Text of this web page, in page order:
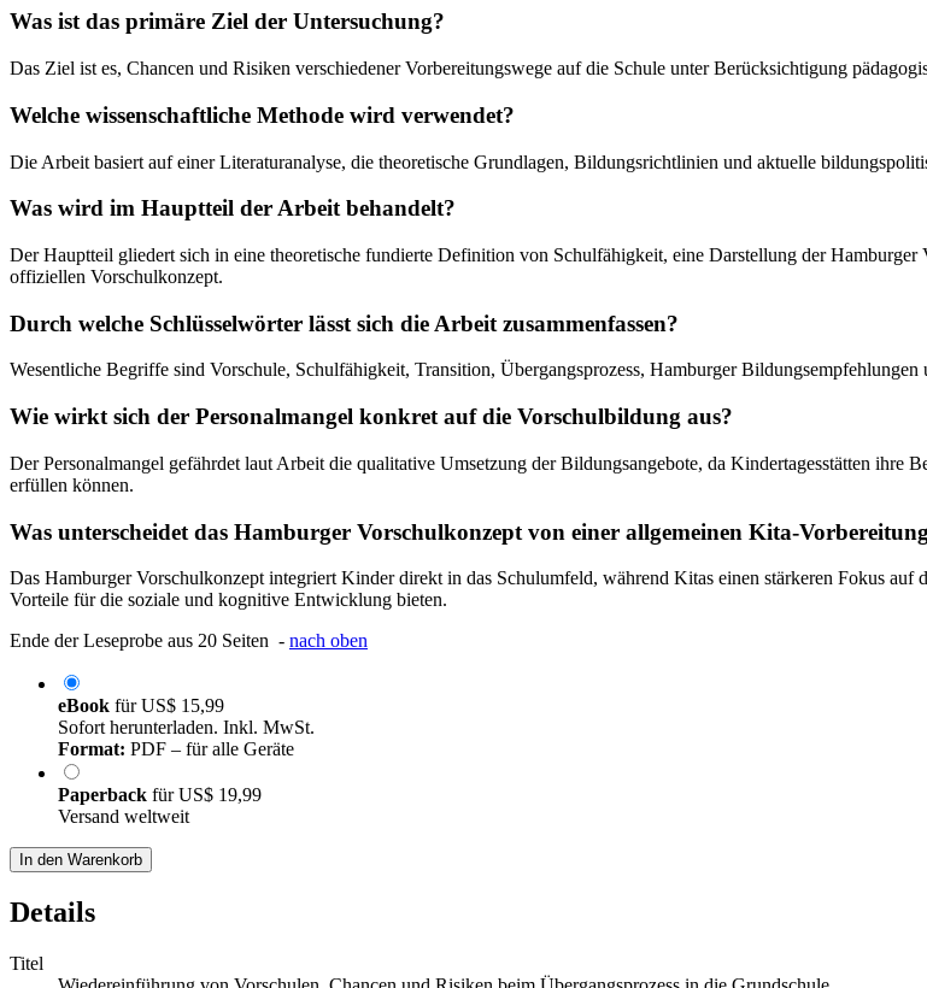
Was ist das primäre Ziel der Untersuchung?
Das Ziel ist es, Chancen und Risiken verschiedener Vorbereitungswege auf die Schule unter Berücksichtigung
Welche wissenschaftliche Methode wird verwendet?
Die Arbeit basiert auf einer Literaturanalyse, die theoretische Grundlagen, Bildungsrichtlinien und aktuelle
Was wird im Hauptteil der Arbeit behandelt?
Der Hauptteil gliedert sich in eine theoretische fundierte Definition von Schulfähigkeit, eine Darstellung der
offiziellen Vorschulkonzept.
Durch welche Schlüsselwörter lässt sich die Arbeit zusammenfassen?
Wesentliche Begriffe sind Vorschule, Schulfähigkeit, Transition, Übergangsprozess, Hamburger Bildungsempfehlungen
Wie wirkt sich der Personalmangel konkret auf die Vorschulbildung aus?
Der Personalmangel gefährdet laut Arbeit die qualitative Umsetzung der Bildungsangebote, da Kindertagesstätten ihre
erfüllen können.
Was unterscheidet das Hamburger Vorschulkonzept von einer allgemeinen Kita-
Das Hamburger Vorschulkonzept integriert Kinder direkt in das Schulumfeld, während Kitas einen stärkeren Fokus
Vorteile für die soziale und kognitive Entwicklung bieten.
Ende der Leseprobe aus 20 Seiten - nach oben
eBook fürUS$ 15,99
Sofort herunterladen. Inkl. MwSt.
Format: PDF – für alle Geräte
Paperback fürUS$ 19,99
Versand weltweit
In den Warenkorb
Details
Titel